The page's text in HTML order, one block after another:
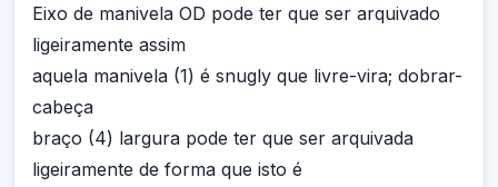
Eixo de manivela OD pode ter que ser arquivado
ligeiramente assim
aquela manivela (1) é snugly que livre-vira; dobrar-
cabeça
braço (4) largura pode ter que ser arquivada
ligeiramente de forma que isto é